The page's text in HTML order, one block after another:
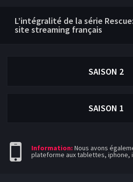
L’intégralité de la série
site streaming français
SAISON 2
SAISON 1
Information: Nous avons
plateforme aux tablettes, iphone,